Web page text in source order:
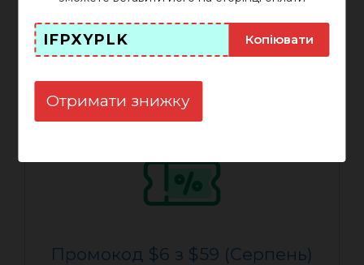
Промокод $6 з $59 (Серпень)
IFPXYPLK Копіювати
Отримати знижку